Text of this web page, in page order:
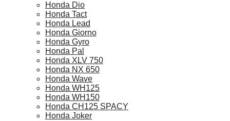
Honda Dio
Honda Tact
Honda Lead
Honda Giorno
Honda Gyro
Honda Pal
Honda XLV 750
Honda NX 650
Honda Wave
Honda WH125
Honda WH150
Honda CH125 SPACY
Honda Joker